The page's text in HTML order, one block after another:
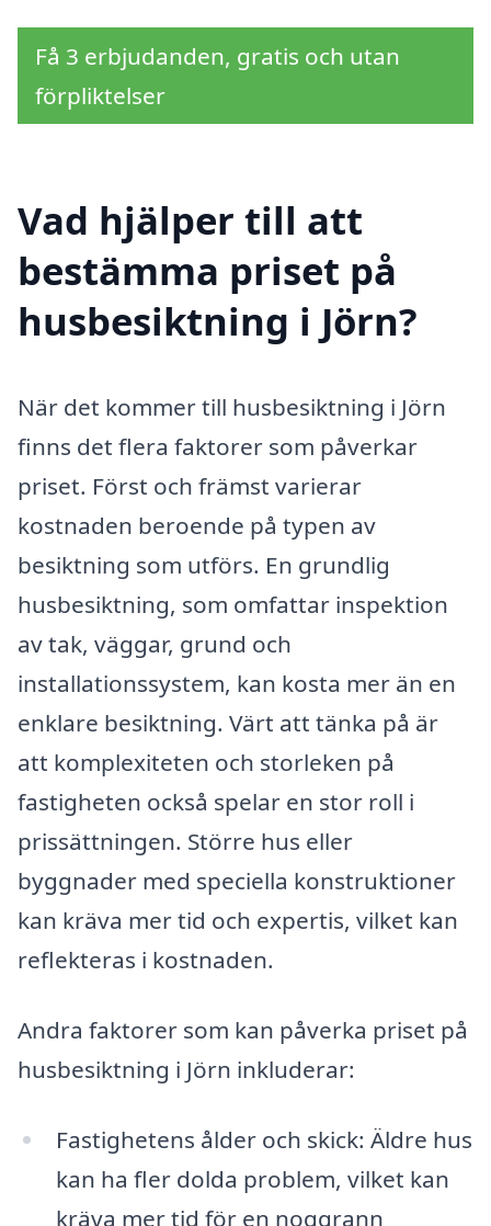
Få 3 erbjudanden, gratis och utan
förpliktelser
Vad hjälper till att
bestämma priset på
husbesiktning i Jörn?
När det kommer till husbesiktning i Jörn
finns det flera faktorer som påverkar
priset. Först och främst varierar
kostnaden beroende på typen av
besiktning som utförs. En grundlig
husbesiktning, som omfattar inspektion
av tak, väggar, grund och
installationssystem, kan kosta mer än en
enklare besiktning. Värt att tänka på är
att komplexiteten och storleken på
fastigheten också spelar en stor roll i
prissättningen. Större hus eller
byggnader med speciella konstruktioner
kan kräva mer tid och expertis, vilket kan
reflekteras i kostnaden.
Andra faktorer som kan påverka priset på
husbesiktning i Jörn inkluderar:
Fastighetens ålder och skick: Äldre hus
kan ha fler dolda problem, vilket kan
kräva mer tid för en noggrann